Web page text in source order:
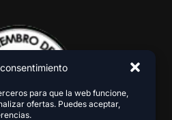
para que la web funcione,
ofertas. Puedes aceptar,